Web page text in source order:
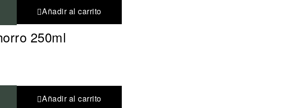
Añadir al carrito
250ml
Añadir al carrito